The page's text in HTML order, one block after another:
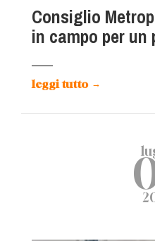
Consiglio
in campo per un
leggi tutto →